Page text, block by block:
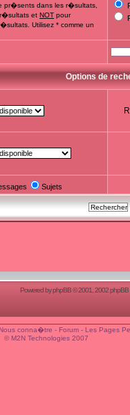
pr�sents dans les r�sultats,
et NOT pour
Utilisez * comme un
Options de
Sujets
Powered byphpBB© 2001, 2002 phpBB
Nous conna�tre - Forum- Les Pages
© M2N Technologies 2007